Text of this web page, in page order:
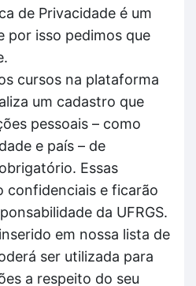
de Privacidade é um
por isso pedimos que
cursos na plataforma
um cadastro que
pessoais – como
e país – de
Essas
confidenciais e ficarão
da UFRGS.
em nossa lista de
ser utilizada para
a respeito do seu